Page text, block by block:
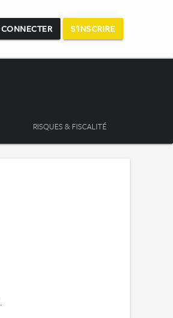
S'INSCRIRE
RISQUES & FISCALITÉ